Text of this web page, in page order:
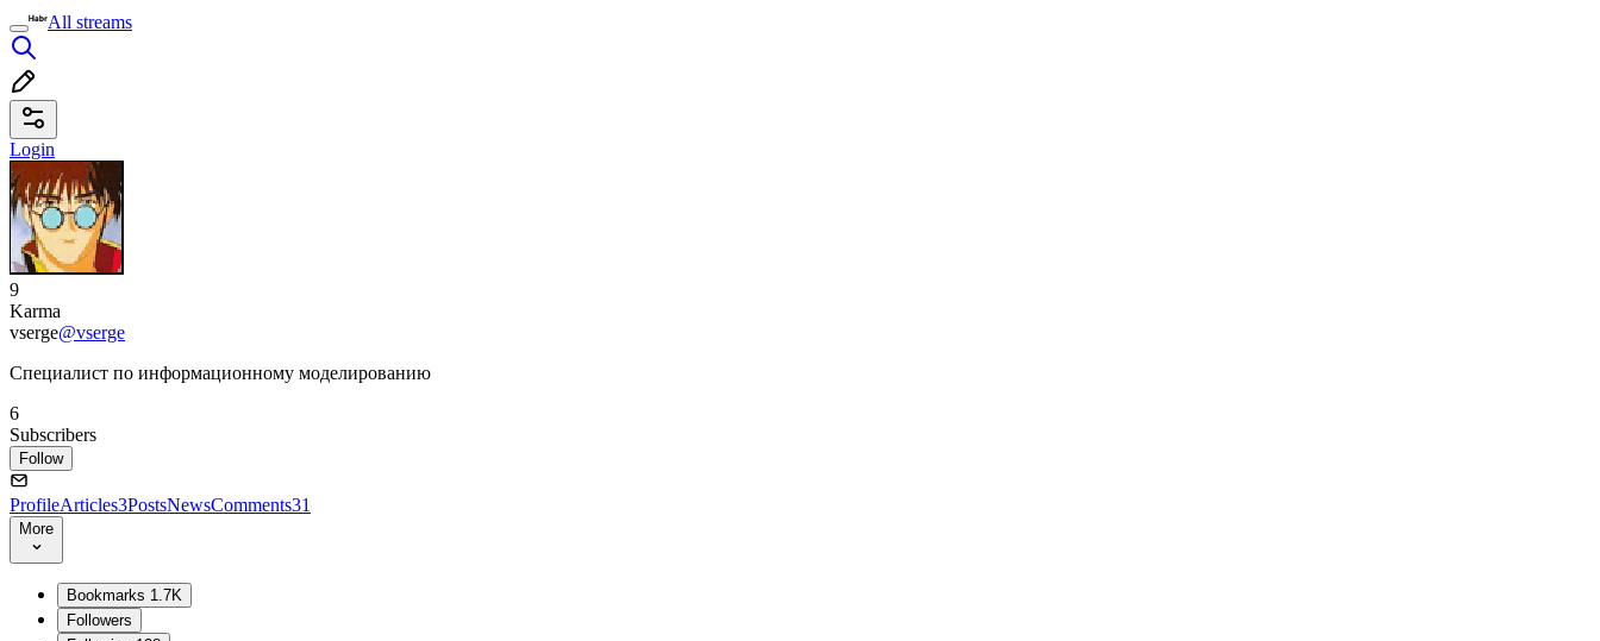
All streams
Login
9
Karma
vserge@vserge
Специалист по информационному моделированию
6
Subscribers
Follow
ProfileArticles3PostsNewsComments31
More
Bookmarks 1.7K
Followers